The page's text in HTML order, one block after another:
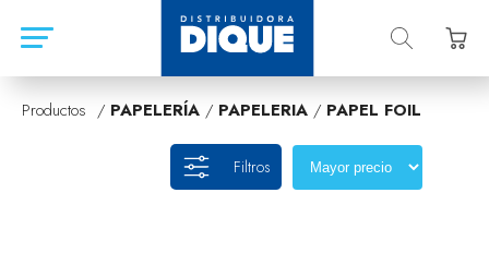
Productos / PAPELERÍA / PAPELERIA / PAPEL FOIL
Filtros